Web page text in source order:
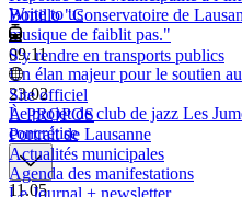
Bonillo "Conservatoire de
musique de faiblit pas."
09.11
Un élan majeur pour le soutien
23.02
Le projet de club de jazz Les
concrétise
11.05
Write to us
S'y rendre en transports publics
Site officiel
À PROPOS
Portrait de Lausanne
Actualités municipales
Agenda des manifestations
Le Journal + newsletter